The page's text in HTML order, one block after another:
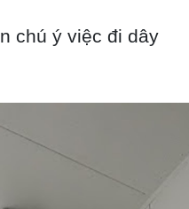
chú ý việc đi dây